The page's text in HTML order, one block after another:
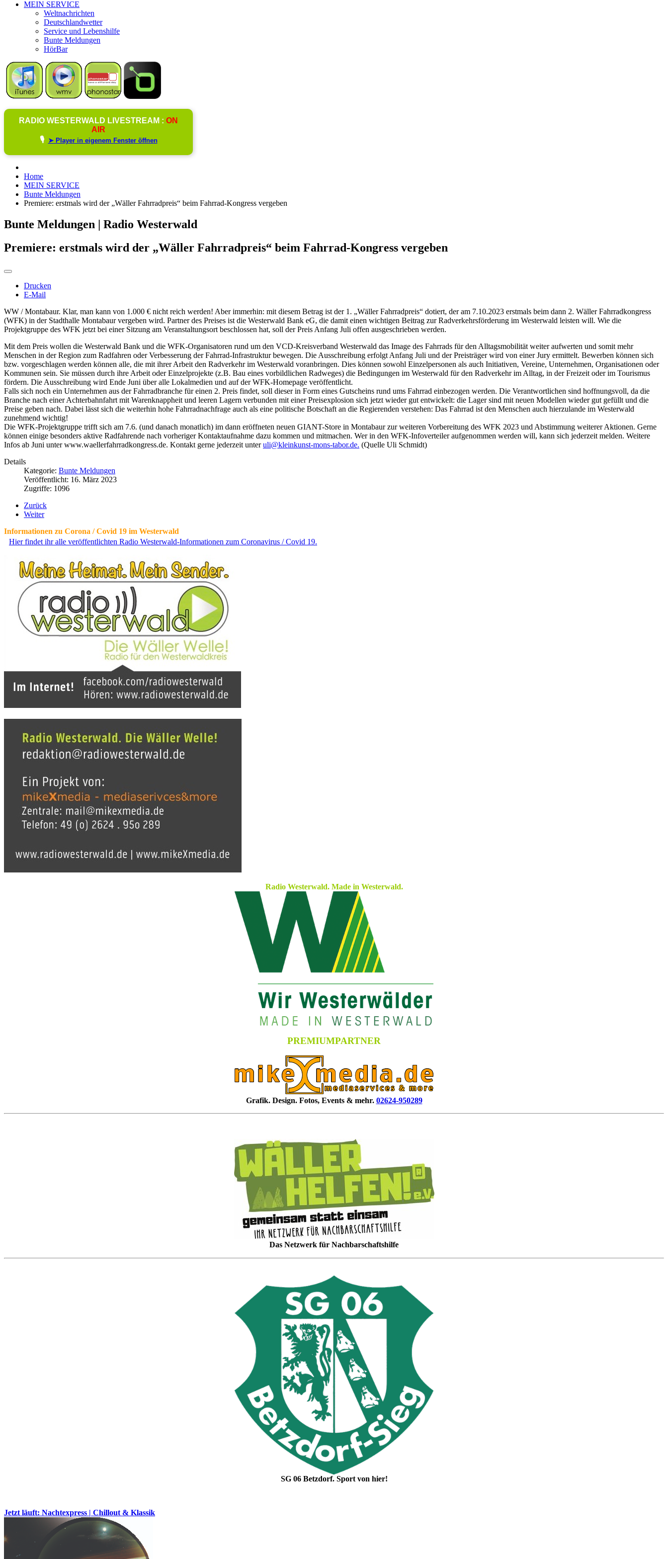
MEIN SERVICE
Weltnachrichten
Deutschlandwetter
Service und Lebenshilfe
Bunte Meldungen
HörBar
RADIO WESTERWALD LIVESTREAM : ON
AIR
🎙️ ➤ Player in eigenem Fenster öffnen
Home
MEIN SERVICE
Bunte Meldungen
Premiere: erstmals wird der „Wäller Fahrradpreis“ beim Fahrrad-Kongress vergeben
Bunte Meldungen | Radio Westerwald
Premiere: erstmals wird der „Wäller Fahrradpreis“ beim Fahrrad-Kongress vergeben
Drucken
E-Mail
WW / Montabaur. Klar, man kann von 1.000 € nicht reich werden! Aber immerhin: mit diesem Betrag ist der 1. „Wäller Fahrradpreis“ dotiert, der am 7.10.2023 erstmals beim dann 2. Wäller Fahrradkongress
(WFK) in der Stadthalle Montabaur vergeben wird. Partner des Preises ist die Westerwald Bank eG, die damit einen wichtigen Beitrag zur Radverkehrsförderung im Westerwald leisten will. Wie die
Projektgruppe des WFK jetzt bei einer Sitzung am Veranstaltungsort beschlossen hat, soll der Preis Anfang Juli offen ausgeschrieben werden.
Mit dem Preis wollen die Westerwald Bank und die WFK-Organisatoren rund um den VCD-Kreisverband Westerwald das Image des Fahrrads für den Alltagsmobilität weiter aufwerten und somit mehr
Menschen in der Region zum Radfahren oder Verbesserung der Fahrrad-Infrastruktur bewegen. Die Ausschreibung erfolgt Anfang Juli und der Preisträger wird von einer Jury ermittelt. Bewerben können sich
bzw. vorgeschlagen werden können alle, die mit ihrer Arbeit den Radverkehr im Westerwald voranbringen. Dies können sowohl Einzelpersonen als auch Initiativen, Vereine, Unternehmen, Organisationen oder
Kommunen sein. Sie müssen durch ihre Arbeit oder Einzelprojekte (z.B. Bau eines vorbildlichen Radweges) die Bedingungen im Westerwald für den Radverkehr im Alltag, in der Freizeit oder im Tourismus
fördern. Die Ausschreibung wird Ende Juni über alle Lokalmedien und auf der WFK-Homepage veröffentlicht.
Falls sich noch ein Unternehmen aus der Fahrradbranche für einen 2. Preis findet, soll dieser in Form eines Gutscheins rund ums Fahrrad einbezogen werden. Die Verantwortlichen sind hoffnungsvoll, da die
Branche nach einer Achterbahnfahrt mit Warenknappheit und leeren Lagern verbunden mit einer Preisexplosion sich jetzt wieder gut entwickelt: die Lager sind mit neuen Modellen wieder gut gefüllt und die
Preise geben nach. Dabei lässt sich die weiterhin hohe Fahrradnachfrage auch als eine politische Botschaft an die Regierenden verstehen: Das Fahrrad ist den Menschen auch hierzulande im Westerwald
zunehmend wichtig!
Die WFK-Projektgruppe trifft sich am 7.6. (und danach monatlich) im dann eröffneten neuen GIANT-Store in Montabaur zur weiteren Vorbereitung des WFK 2023 und Abstimmung weiterer Aktionen. Gerne
können einige besonders aktive Radfahrende nach vorheriger Kontaktaufnahme dazu kommen und mitmachen. Wer in den WFK-Infoverteiler aufgenommen werden will, kann sich jederzeit melden. Weitere
Infos ab Juni unter www.waellerfahrradkongress.de. Kontakt gerne jederzeit unteruli@kleinkunst-mons-tabor.de. (Quelle Uli Schmidt)
Details
Kategorie: Bunte Meldungen
Veröffentlicht: 16. März 2023
Zugriffe: 1096
Zurück
Weiter
Informationen zu Corona / Covid 19 im Westerwald
Hier findet ihr alle veröffentlichten Radio Westerwald-Informationen zum Coronavirus / Covid 19.
Radio Westerwald. Made in Westerwald.
PREMIUMPARTNER
Grafik. Design. Fotos, Events & mehr. 02624-950289
Das Netzwerk für Nachbarschaftshilfe
SG 06 Betzdorf. Sport von hier!
Jetzt läuft: Nachtexpress | Chillout & Klassik